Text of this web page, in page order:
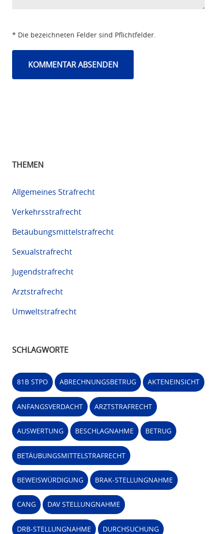
* Die bezeichneten Felder sind Pflichtfelder.
THEMEN
Allgemeines Strafrecht
Verkehrsstrafrecht
Betäubungsmittelstrafrecht
Sexualstrafrecht
Jugendstrafrecht
Arztstrafrecht
Umweltstrafrecht
SCHLAGWORTE
81B STPO ABRECHNUNGSBETRUG AKTENEINSICHT
ANFANGSVERDACHT ARZTSTRAFRECHT
AUSWERTUNG BESCHLAGNAHME BETRUG
BETÄUBUNGSMITTELSTRAFRECHT
BEWEISWÜRDIGUNG BRAK-STELLUNGNAHME
CANG DAV STELLUNGNAHME
DRB-STELLUNGNAHME DURCHSUCHUNG